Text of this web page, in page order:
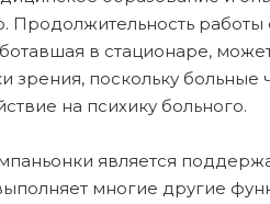
Продолжительность
в стационаре,
зрения, поскольку
на психику больного.
является
многие другие